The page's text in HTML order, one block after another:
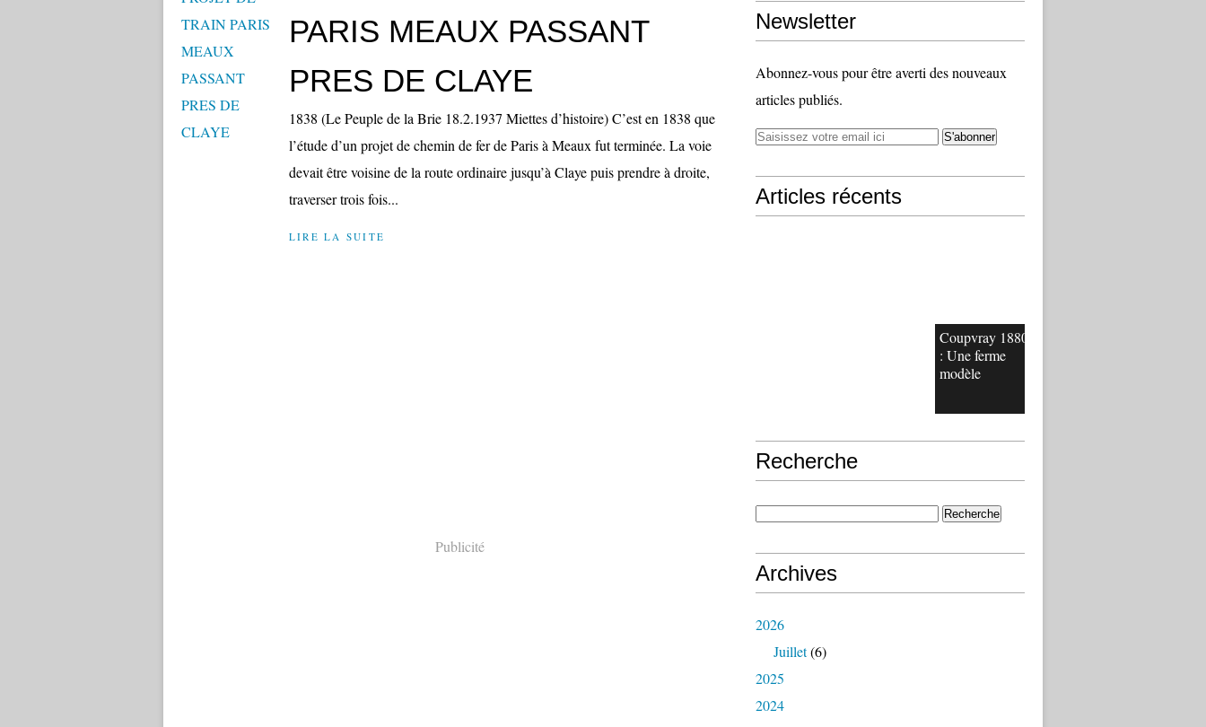
PARIS MEAUX PASSANT
PRES DE CLAYE
1838 (Le Peuple de la Brie 18.2.1937 Miettes d’histoire) C’est en 1838 que
l’étude d’un projet de chemin de fer de Paris à Meaux fut terminée. La voie
devait être voisine de la route ordinaire jusqu’à Claye puis prendre à droite,
traverser trois fois...
LIRE LA SUITE
Publicité
Newsletter
Abonnez-vous pour être averti des nouveaux
articles publiés.
Articles récents
Coupvray 1880
: Une ferme
modèle
Recherche
Archives
2026
Juillet(6)
2025
2024